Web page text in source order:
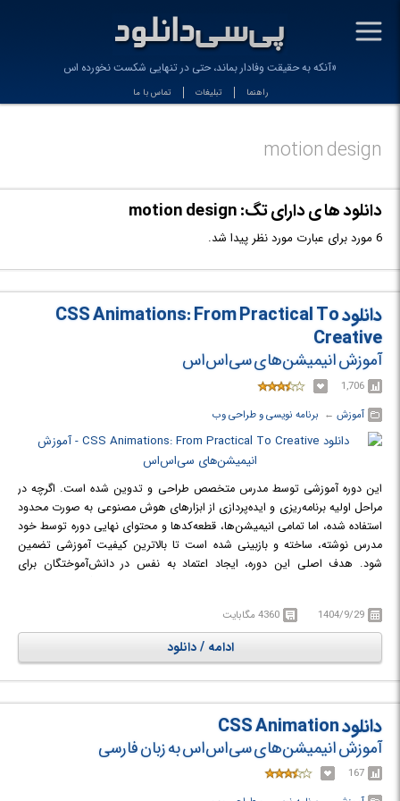
-
«آنکه به حقیقت وفادار بماند، حتی در تنهایی شکست نخورده است» _
راهنما تبلیغات تماس با ما
motion design
دانلود ها ی دارای تگ: motion design
6 مورد برای عبارت مورد نظر پیدا شد.
دانلود CSS Animations: From Practical To
Creative
آموزش انیمیشن‌های سی‌اس‌اس
1,706
آموزش ← ‏ برنامه نویسی و طراحی وب
این دوره آموزشی توسط مدرس متخصص طراحی و تدوین شده است. اگرچه در
مراحل اولیه برنامه‌ریزی و ایده‌پردازی از ابزارهای هوش مصنوعی به صورت محدود
استفاده شده، اما تمامی انیمیشن‌ها، قطعه‌کدها و محتوای نهایی دوره توسط خود
مدرس نوشته، ساخته و بازبینی شده است تا بالاترین کیفیت آموزشی تضمین
شود. هدف اصلی این دوره، ایجاد اعتماد به نفس در دانش‌آموختگان برای
است. مسیر آموزشی از پروژه‌های ساده و کاربردی آغاز می‌شود؛ پروژه‌هایی که هر
طراح وب یا توسعه‌دهنده فرانت‌اند در فعالیت‌های روزمره خود به آن‌ها نیاز دارد.
این موارد شامل جابه‌جایی‌های نرم (Transitions) و انیمیشن‌های استانداردی
است که تجربه کاربری را بهبود می‌بخشند.
منحصر‌به‌فرد اجرا خواهند شد. این پروژه‌ها از سطح انیمیشن‌های معمول وب فراتر
می‌کشند. نکته متمایز و بسیار مهم این دوره آموزشی در این است که تمامی
1404/9/29 4360 مگابایت
ادامه / دانلود
دانلود CSS Animation
آموزش انیمیشن‌های سی‌اس‌اس به زبان فارسی
167